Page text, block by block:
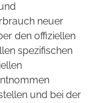
neuer
den offiziellen
spezifischen
und bei der